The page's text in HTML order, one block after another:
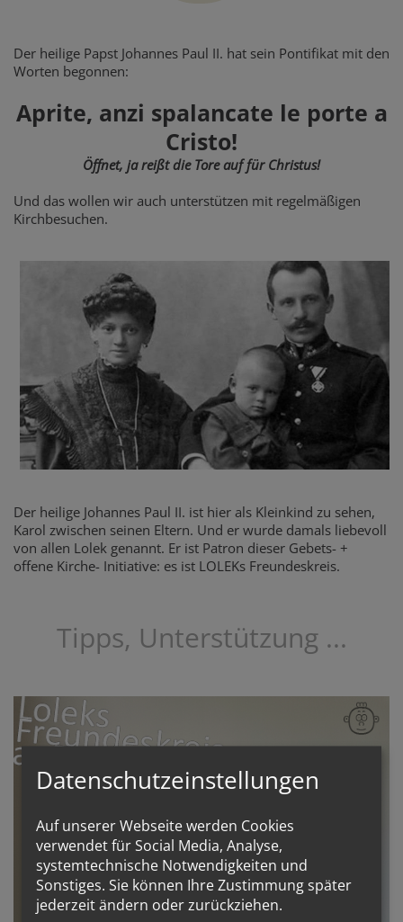
Der heilige Papst Johannes Paul II. hat sein Pontifikat mit den
Worten begonnen:
Aprite, anzi spalancate le porte a
Cristo!
Öffnet, ja reißt die Tore auf für Christus!
Und das wollen wir auch unterstützen mit regelmäßigen
Kirchbesuchen.
Der heilige Johannes Paul II. ist hier als Kleinkind zu sehen,
Karol zwischen seinen Eltern. Und er wurde damals liebevoll
von allen Lolek genannt. Er ist Patron dieser Gebets- +
offene Kirche- Initiative: es ist LOLEKs Freundeskreis.
Tipps, Unterstützung ...
Datenschutzeinstellungen
Auf unserer Webseite werden Cookies
verwendet für Social Media, Analyse,
systemtechnische Notwendigkeiten und
Sonstiges. Sie können Ihre Zustimmung später
jederzeit ändern oder zurückziehen.